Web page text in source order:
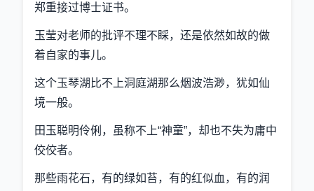
郑重接过博士证书。
玉莹对老师的批评不理不睬，还是依然如故的做
着自家的事儿。
这个玉琴湖比不上洞庭湖那么烟波浩渺，犹如仙
境一般。
田玉聪明伶俐，虽称不上“神童”，却也不失为庸中
佼佼者。
那些雨花石，有的绿如苔，有的红似血，有的润